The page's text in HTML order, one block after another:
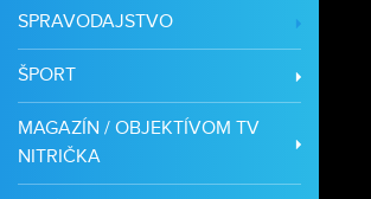
SPRAVODAJSTVO
ŠPORT
MAGAZÍN / OBJEKTÍVOM TV
NITRIČKA